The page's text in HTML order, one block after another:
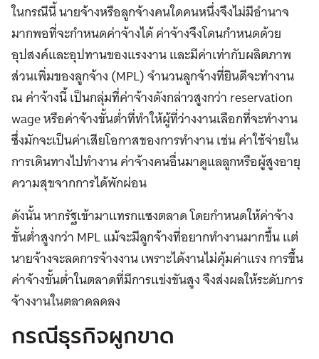
ในกรณีนี้ นายจ้างหรือลูกจ้างคนใดคนหนึ่งจึงไม่มีอำนาจ
มากพอที่จะกำหนดค่าจ้างได้ ค่าจ้างจึงโดนกำหนดด้วย
อุปสงค์และอุปทานของแรงงาน และมีค่าเท่ากับผลิตภาพ
ส่วนเพิ่มของลูกจ้าง (MPL) จำนวนลูกจ้างที่ยินดีจะทำงาน
ณ ค่าจ้างนี้ เป็นกลุ่มที่ค่าจ้างดังกล่าวสูงกว่า reservation
wage หรือค่าจ้างขั้นต่ำที่ทำให้ผู้ที่ว่างงานเลือกที่จะทำงาน
ซึ่งมักจะเป็นค่าเสียโอกาสของการทำงาน เช่น ค่าใช้จ่ายใน
การเดินทางไปทำงาน ค่าจ้างคนอื่นมาดูแลลูกหรือผู้สูงอายุ
ความสุขจากการได้พักผ่อน
ดังนั้น หากรัฐเข้ามาแทรกแซงตลาด โดยกำหนดให้ค่าจ้าง
ขั้นต่ำสูงกว่า MPL แม้จะมีลูกจ้างที่อยากทำงานมากขึ้น แต่
นายจ้างจะลดการจ้างงาน เพราะได้งานไม่คุ้มค่าแรง การขึ้น
ค่าจ้างขั้นต่ำในตลาดที่มีการแข่งขันสูง จึงส่งผลให้ระดับการ
จ้างงานในตลาดลดลง
กรณีธุรกิจผูกขาด